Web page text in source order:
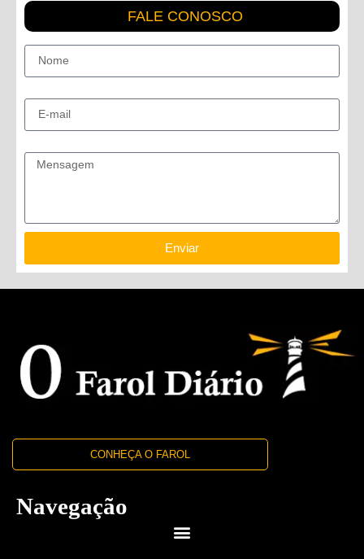
FALE CONOSCO
Enviar
CONHEÇA O FAROL
Navegação